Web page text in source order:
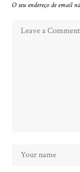
O seu endereço de email